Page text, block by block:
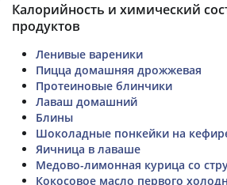
Калорийность и химический
продуктов
Ленивые вареники
Пицца домашняя дрожжевая
Протеиновые блинчики
Лаваш домашний
Блины
Шоколадные понкейки на
Яичница в лаваше
Медово-лимонная курица со
Кокосовое масло первого